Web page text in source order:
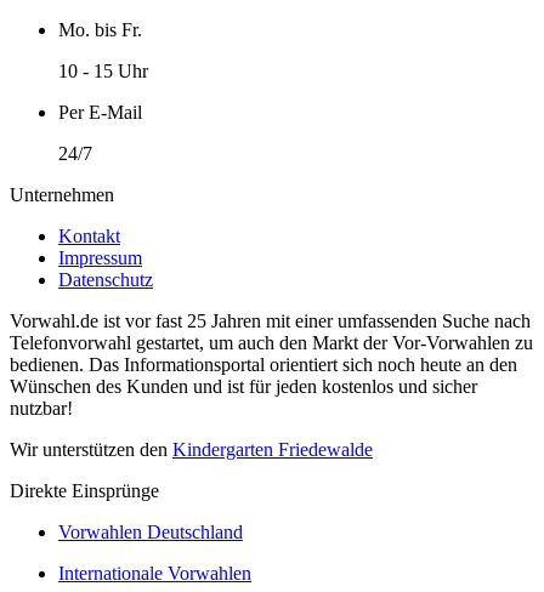
Mo. bis Fr.
10 - 15 Uhr
Per E-Mail
24/7
Unternehmen
Kontakt
Impressum
Datenschutz
Vorwahl.de ist vor fast 25 Jahren mit einer umfassenden Suche nach
Telefonvorwahl gestartet, um auch den Markt der Vor-Vorwahlen zu
bedienen. Das Informationsportal orientiert sich noch heute an den
Wünschen des Kunden und ist für jeden kostenlos und sicher
nutzbar!
Wir unterstützen den Kindergarten Friedewalde
Direkte Einsprünge
Vorwahlen Deutschland
Internationale Vorwahlen